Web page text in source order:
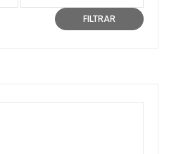
máximo
FILTRAR